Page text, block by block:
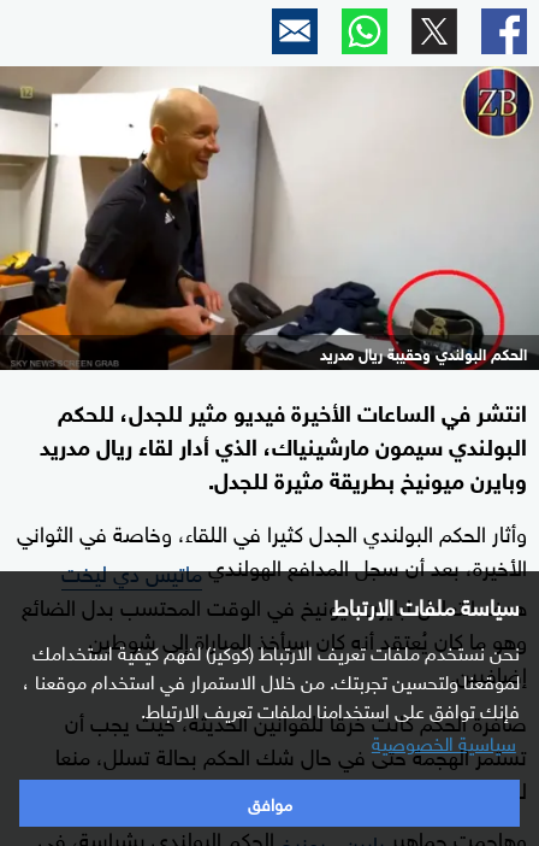
سياسة ملفات الارتباط
نحن نستخدم ملفات تعريف الارتباط (كوكيز) لفهم كيفية استخدامك
لموقعنا ولتحسين تجربتك. من خلال الاستمرار في استخدام موقعنا ،
فإنك توافق على استخدامنا لملفات تعريف الارتباط.
سياسية الخصوصية
موافق
الحكم البولندي وحقيبة ريال مدريد
انتشر في الساعات الأخيرة فيديو مثير للجدل، للحكم
البولندي سيمون مارشينياك، الذي أدار لقاء ريال مدريد
وبايرن ميونيخ بطريقة مثيرة للجدل.
وأثار الحكم البولندي الجدل كثيرا في اللقاء، وخاصة في الثواني
الأخيرة، بعد أن سجل المدافع الهولنديماتيس دي ليخت
هدف التعادل لبايرن ميونيخ في الوقت المحتسب بدل الضائع
وهو ما كان يُعتقد أنه كان سيأخذ المباراة إلى شوطين
إضافيين.
صافرة الحكم كانت خرقا للقوانين الحديثة، حيث يجب أن
تستمر الهجمة حتى في حال شك الحكم بحالة تسلل، منعا
لخطأ تقديري منه يوقف اللعب دون وجه حق.
وهاجمت جماهير
الحكم البولندي بشراسة، في